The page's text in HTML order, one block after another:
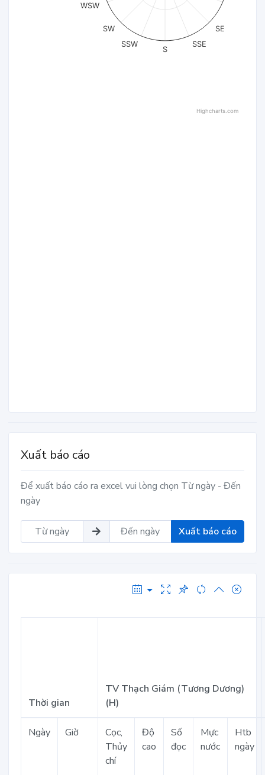
SE
SSE
S
SSW
SW
WSW
Highcharts.com
Xuất báo cáo
Để xuất báo cáo ra excel vui lòng chọn Từ ngày - Đến
ngày
Xuất báo cáo
Thời gian
TV Thạch Giám (Tương Dương)
(H)
Ngày Giờ
Cọc,
Thủy
chí
Độ
cao
Số
đọc
Mực
nước
Htb
ngày